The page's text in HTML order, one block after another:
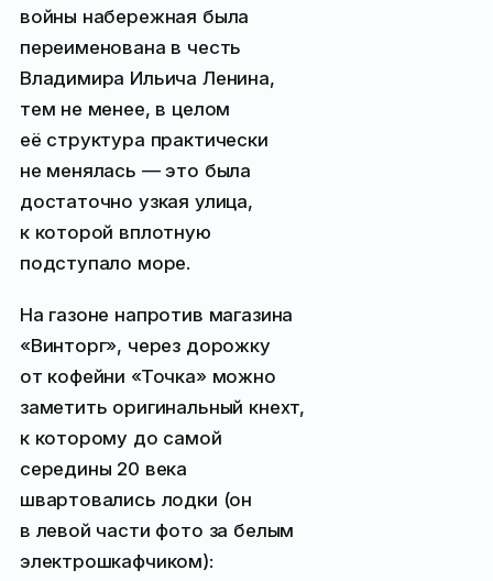
войны набережная была
переименована в честь
Владимира Ильича Ленина,
тем не менее, в целом
её структура практически
не менялась — это была
достаточно узкая улица,
к которой вплотную
подступало море.
На газоне напротив магазина
«Винторг», через дорожку
от кофейни «Точка» можно
заметить оригинальный кнехт,
к которому до самой
середины 20 века
швартовались лодки (он
в левой части фото за белым
электрошкафчиком):